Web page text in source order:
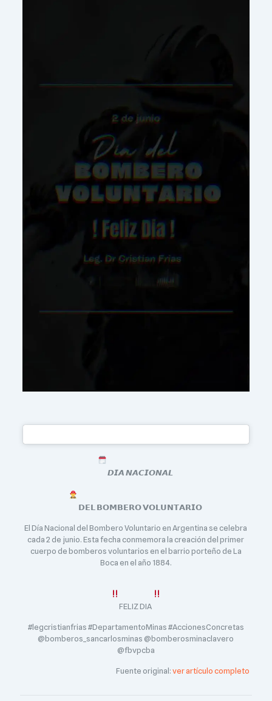
𝘿𝙄𝘼 𝙉𝘼𝘾𝙄𝙊𝙉𝘼𝙇
𝗗𝗘𝗟 𝗕𝗢𝗠𝗕𝗘𝗥𝗢 𝗩𝗢𝗟𝗨𝗡𝗧𝗔𝗥𝗜𝗢
El Día Nacional del Bombero Voluntario en Argentina se celebra
cada 2 de junio. Esta fecha conmemora la creación del primer
cuerpo de bomberos voluntarios en el barrio porteño de La
Boca en el año 1884.
FELIZ DIA
#legcristianfrias #DepartamentoMinas #AccionesConcretas
@bomberos_sancarlosminas @bomberosminaclavero
@fbvpcba
Fuente original:ver artículo completo